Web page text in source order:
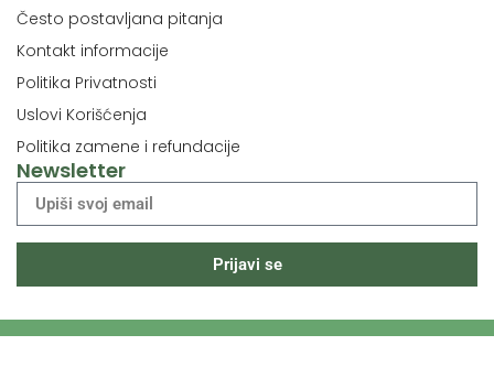
Često postavljana pitanja
Kontakt informacije
Politika Privatnosti
Uslovi Korišćenja
Politika zamene i refundacije
Newsletter
Prijavi se